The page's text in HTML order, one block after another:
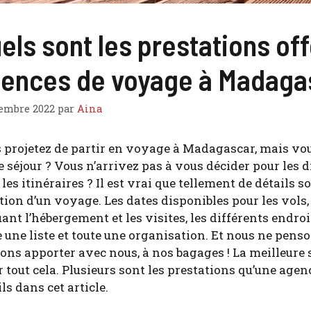
sont les prestations
de voyage à
2022 par Aina
pro­je­tez de par­tir en voyage à Mada­gas­car, mais
séjour ? Vous n’ar­ri­vez pas à vous déci­der pour les
iti­né­raires ? Il est vrai que tel­le­ment de détails
d’un voyage. Les dates dis­po­nibles pour les
l’hébergement et les visites, les dif­fé­rents
une liste et toute une orga­ni­sa­tion. Et nous ne
appor­ter avec nous, à nos bagages ! La
tout cela. Plu­sieurs sont les pres­ta­tions qu’une
dans cet article.